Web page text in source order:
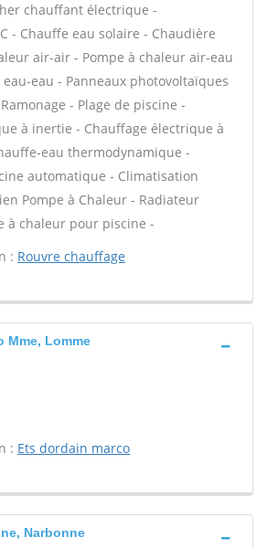
chauffant électrique -
- Chauffe eau solaire - Chaudière
air-air - Pompe à chaleur air-eau
eau - Panneaux photovoltaïques
- Plage de piscine -
à inertie - Chauffage électrique à
eau thermodynamique -
automatique - Climatisation
Pompe à Chaleur - Radiateur
à chaleur pour piscine -
: Rouvre chauffage
Mme, Lomme
: Ets dordain marco
Narbonne